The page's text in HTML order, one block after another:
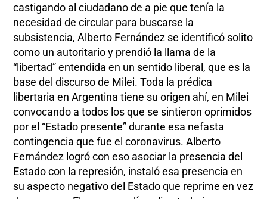
castigando al ciudadano de a pie que tenía la
necesidad de circular para buscarse la
subsistencia, Alberto Fernández se identificó solito
como un autoritario y prendió la llama de la
“libertad” entendida en un sentido liberal, que es la
base del discurso de Milei. Toda la prédica
libertaria en Argentina tiene su origen ahí, en Milei
convocando a todos los que se sintieron oprimidos
por el “Estado presente” durante esa nefasta
contingencia que fue el coronavirus. Alberto
Fernández logró con eso asociar la presencia del
Estado con la represión, instaló esa presencia en
su aspecto negativo del Estado que reprime en vez